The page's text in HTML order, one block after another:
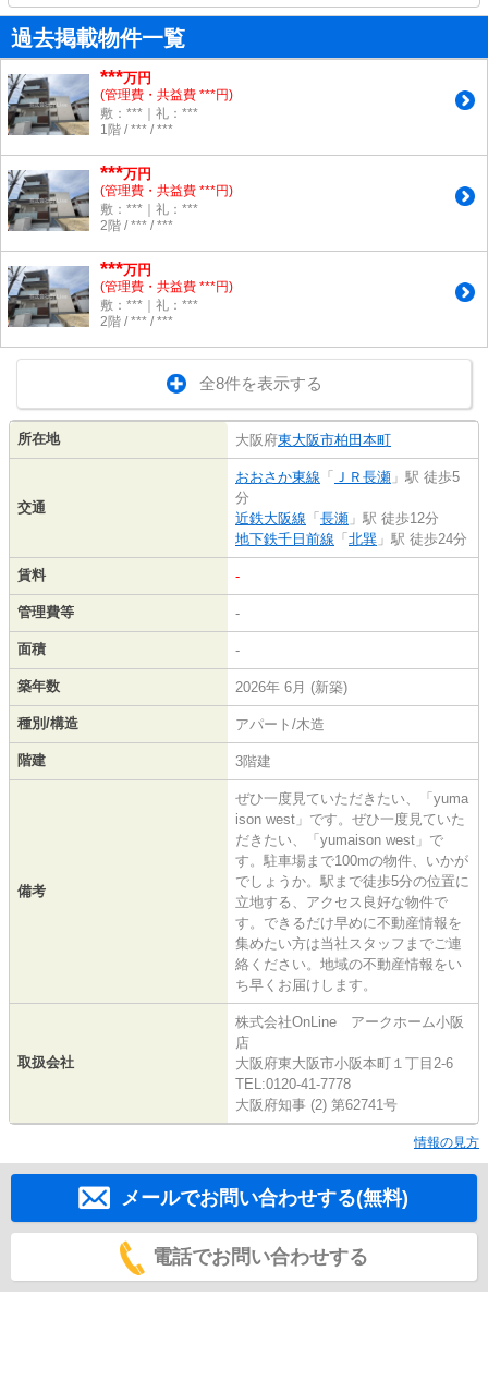
過去掲載物件一覧
***万円
(管理費・共益費 ***円)
敷：***｜礼：***
1階 / *** / ***
***万円
(管理費・共益費 ***円)
敷：***｜礼：***
2階 / *** / ***
***万円
(管理費・共益費 ***円)
敷：***｜礼：***
2階 / *** / ***
全8件を表示する
所在地 大阪府東大阪市柏田本町
交通
おおさか東線 「 ＪＲ長瀬 」駅 徒歩5
分
近鉄大阪線 「 長瀬 」駅 徒歩12分
地下鉄千日前線 「 北巽 」駅 徒歩24分
賃料 -
管理費等 -
面積 -
築年数 2026年 6月 (新築)
種別/構造 アパート/木造
階建 3階建
備考
ぜひ一度見ていただきたい、「yuma
ison west」です。ぜひ一度見ていた
だきたい、「yumaison west」で
す。駐車場まで100mの物件、いかが
でしょうか。駅まで徒歩5分の位置に
立地する、アクセス良好な物件で
す。できるだけ早めに不動産情報を
集めたい方は当社スタッフまでご連
絡ください。地域の不動産情報をい
ち早くお届けします。
取扱会社
株式会社OnLine アークホーム小阪
店
大阪府東大阪市小阪本町１丁目2-6
TEL:0120-41-7778
大阪府知事 (2) 第62741号
情報の見方
メールでお問い合わせする(無料)
電話でお問い合わせする